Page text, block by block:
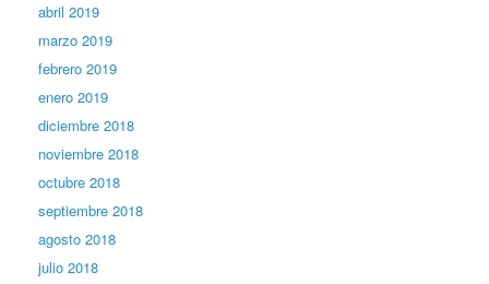
abril 2019
marzo 2019
febrero 2019
enero 2019
diciembre 2018
noviembre 2018
octubre 2018
septiembre 2018
agosto 2018
julio 2018